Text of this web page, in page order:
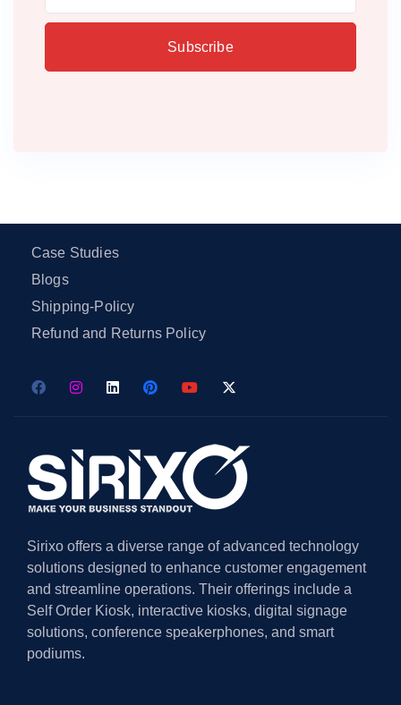
Case Studies
Blogs
Shipping-Policy
Refund and Returns Policy
Sirixo offers a diverse range of advanced technology
solutions designed to enhance customer engagement
and streamline operations. Their offerings include a
Self Order Kiosk, interactive kiosks, digital signage
solutions, conference speakerphones, and smart
podiums.